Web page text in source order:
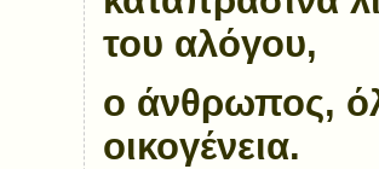
του αλόγου,
ο άνθρωπος,
οικογένεια.